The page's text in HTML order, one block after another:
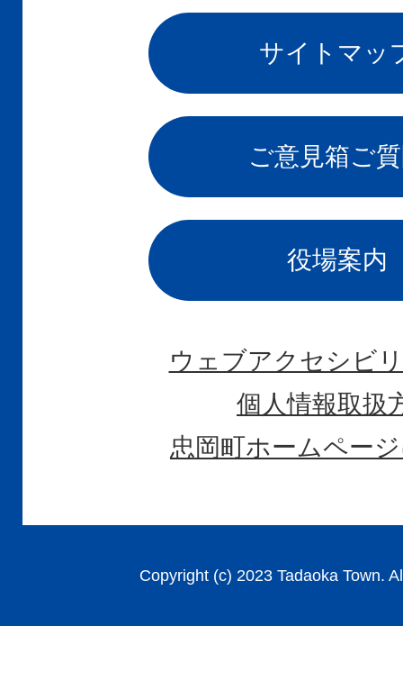
サイトマッ
ご意見箱ご
役場案内
ウェブアクセシビ
個人情報取扱
忠岡町ホームペー
Copyright (c) 2023 Tadaoka Town.